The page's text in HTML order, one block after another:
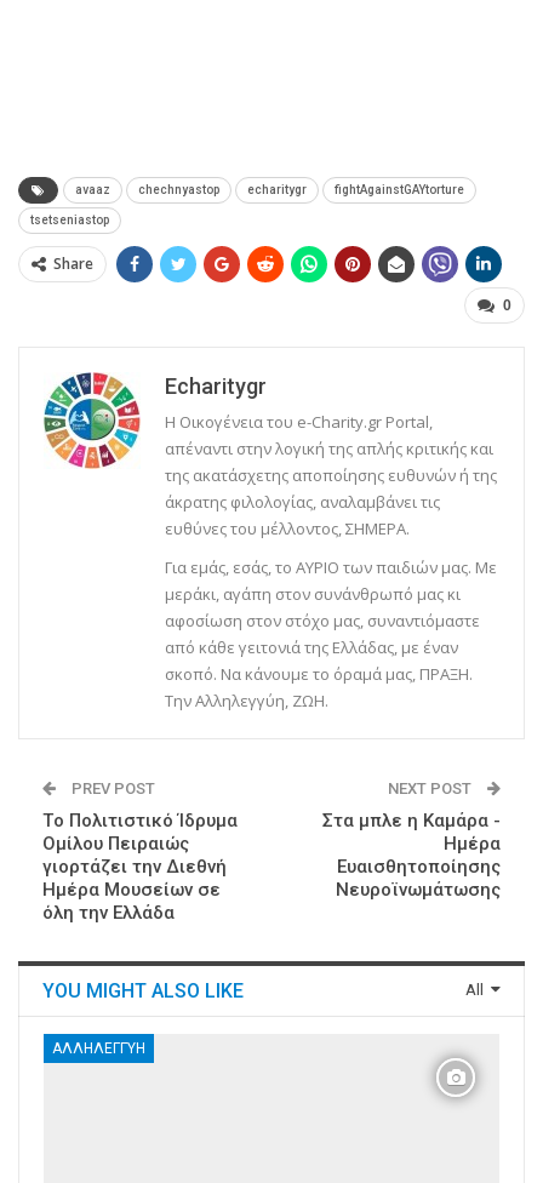
avaaz chechnyastop echaritygr fightAgainstGAYtorture
tsetseniastop
Share
0
Echaritygr
Η Οικογένεια του e-Charity.gr Portal,
απέναντι στην λογική της απλής κριτικής και
της ακατάσχετης αποποίησης ευθυνών ή της
άκρατης φιλολογίας, αναλαμβάνει τις
ευθύνες του μέλλοντος, ΣΗΜΕΡΑ.
Για εμάς, εσάς, το ΑΥΡΙΟ των παιδιών μας. Με
μεράκι, αγάπη στον συνάνθρωπό μας κι
αφοσίωση στον στόχο μας, συναντιόμαστε
από κάθε γειτονιά της Ελλάδας, με έναν
σκοπό. Να κάνουμε το όραμά μας, ΠΡΑΞΗ.
Την Αλληλεγγύη, ΖΩΗ.
PREV POST
Tο Πολιτιστικό Ίδρυμα
Ομίλου Πειραιώς
γιορτάζει την Διεθνή
Ημέρα Μουσείων σε
όλη την Ελλάδα
NEXT POST
Στα μπλε η Καμάρα -
Ημέρα
Ευαισθητοποίησης
Νευροϊνωμάτωσης
All
YOU MIGHT ALSO LIKE
ΑΛΛΗΛΕΓΓΎΗ